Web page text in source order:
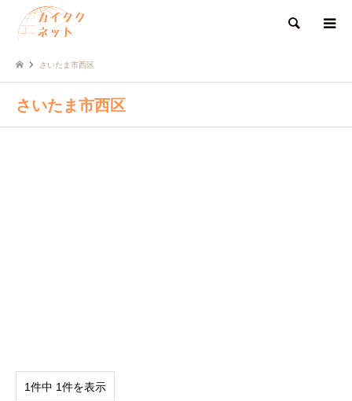
検索
さいたま市西区
さいたま市西区
1件中 1件を表示